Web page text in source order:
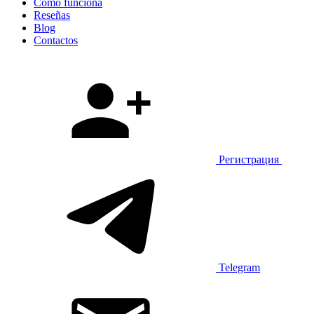
Cómo funciona
Reseñas
Blog
Contactos
Регистрация
Telegram